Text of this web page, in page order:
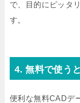
で、目的にピッタ
す。
4. 無料で使う
便利な無料CADデ